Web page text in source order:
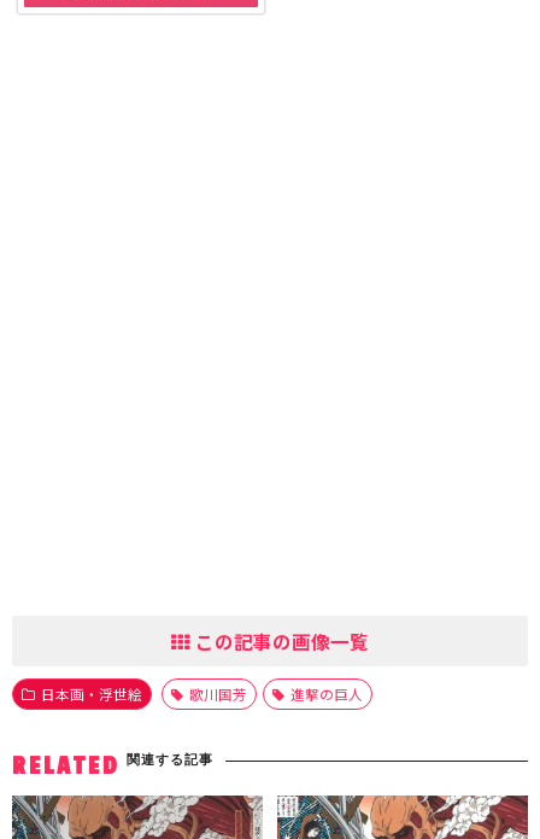
この記事の画像一覧
日本画・浮世絵 歌川国芳 進撃の巨人
RELATED 関連する記事